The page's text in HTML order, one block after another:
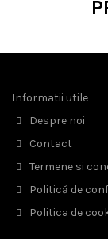
Informatii utile
Despre noi
Contact
Termene si
Politică de
Politica de